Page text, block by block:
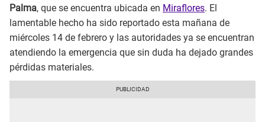
Palma, que se encuentra ubicada en Miraflores. El
lamentable hecho ha sido reportado esta mañana de
miércoles 14 de febrero y las autoridades ya se encuentran
atendiendo la emergencia que sin duda ha dejado grandes
pérdidas materiales.